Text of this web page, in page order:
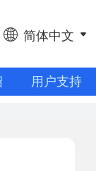
简体中文
用户支持